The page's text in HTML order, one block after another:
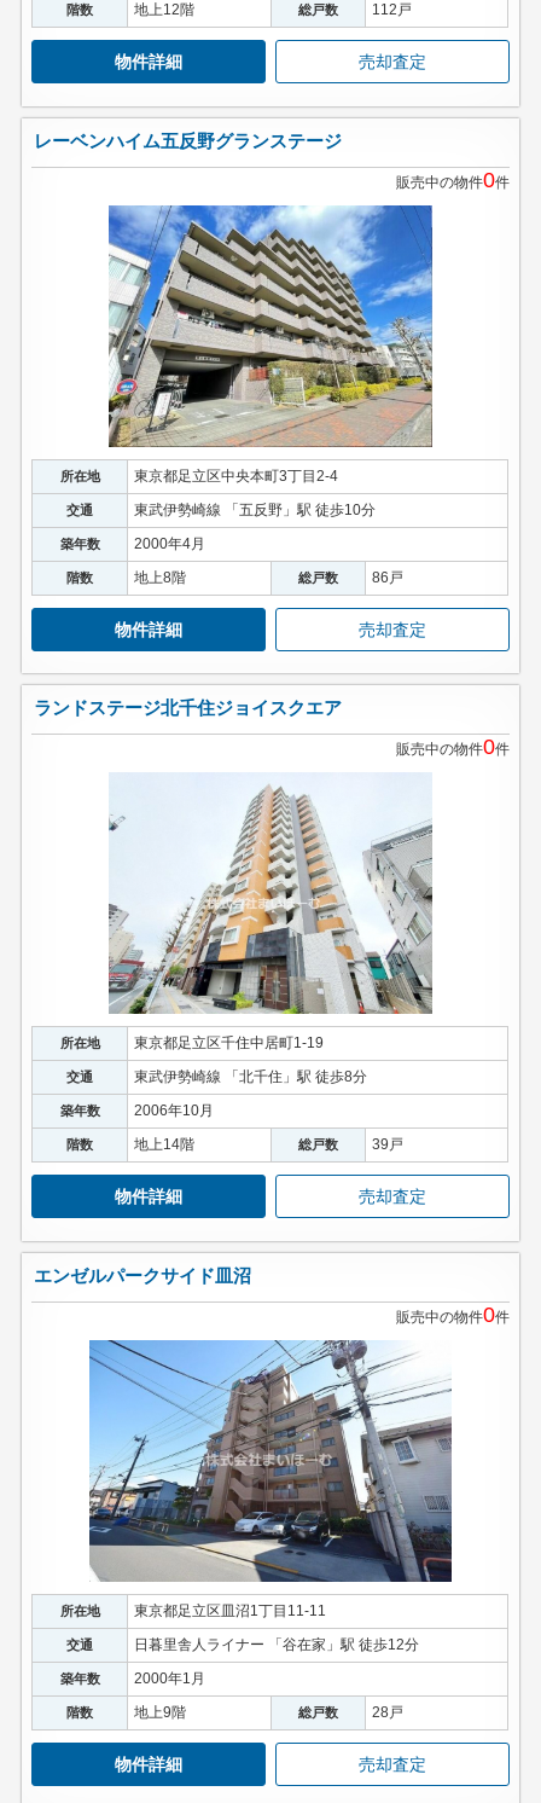
階数 地上12階 総戸数 112戸
物件詳細 売却査定
レーベンハイム五反野グランステージ
販売中の物件0件
所在地 東京都足立区中央本町3丁目2-4
交通 東武伊勢崎線 「五反野」駅 徒歩10分
築年数 2000年4月
階数 地上8階 総戸数 86戸
物件詳細 売却査定
ランドステージ北千住ジョイスクエア
販売中の物件0件
所在地 東京都足立区千住中居町1-19
交通 東武伊勢崎線 「北千住」駅 徒歩8分
築年数 2006年10月
階数 地上14階 総戸数 39戸
物件詳細 売却査定
エンゼルパークサイド皿沼
販売中の物件0件
所在地 東京都足立区皿沼1丁目11-11
交通 日暮里舎人ライナー 「谷在家」駅 徒歩12分
築年数 2000年1月
階数 地上9階 総戸数 28戸
物件詳細 売却査定